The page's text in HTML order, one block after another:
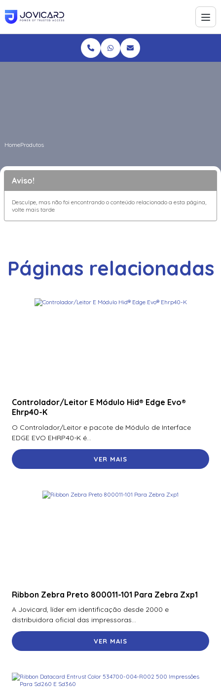
HomeProdutos
Aviso!
Desculpe, mas não foi encontrando o conteúdo relacionado a esta página,
volte mais tarde
Páginas relacionadas
Controlador/Leitor E Módulo Hid® Edge Evo®
Ehrp40-K
O Controlador/Leitor e pacote de Módulo de Interface
EDGE EVO EHRP40-K é...
VER MAIS
Ribbon Zebra Preto 800011-101 Para Zebra Zxp1
A Jovicard, líder em identificação desde 2000 e
distribuidora oficial das impressoras...
VER MAIS